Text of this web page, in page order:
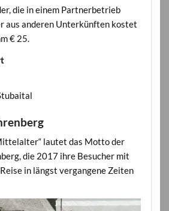
die in einem Partnerbetrieb
aus anderen Unterkünften kostet
€ 25.
lautet das Motto der
die 2017 ihre Besucher mit
in längst vergangene Zeiten